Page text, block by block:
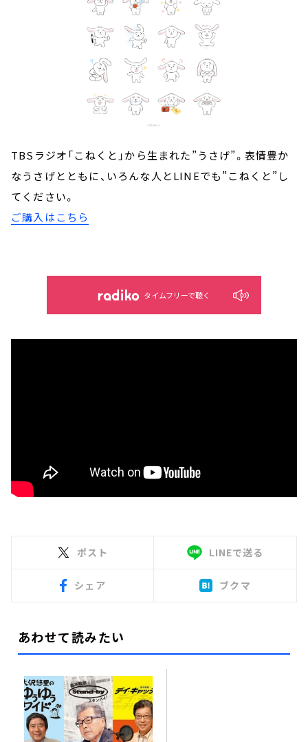
TBSラジオ「こねくと」から生まれた”うさげ”。表情豊か
なうさげとともに、いろんな人とLINEでも”こねくと”し
てください。
ご購入はこちら
タイムフリーで聴く
ポスト LINEで送る
シェア ブクマ
あわせて読みたい